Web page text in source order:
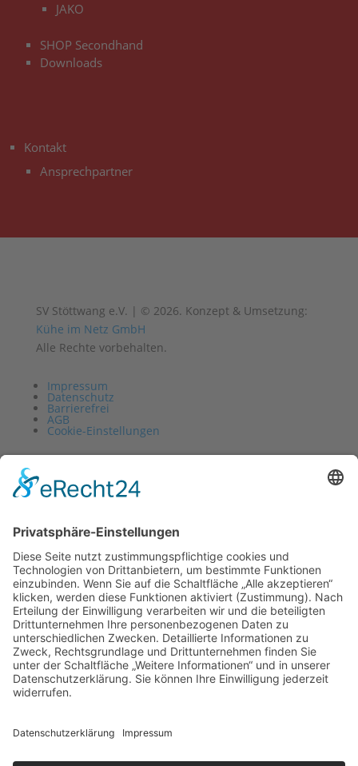
JAKO
SHOP Secondhand
Downloads
Kontakt
Ansprechpartner
SV Stöttwang e.V. | © 2026. Konzept & Umsetzung:
Kühe im Netz GmbH
Alle Rechte vorbehalten.
Impressum
Datenschutz
Barrierefrei
AGB
Cookie-Einstellungen
Vertrag widerrufen
Impressum
Datenschutz
Barrierefrei
AGB
Cookie-Einstellungen